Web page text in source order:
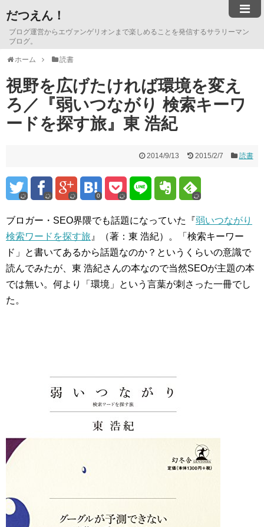
だつえん！
ブログ運営からエヴァンゲリオンまで楽しめることを発信するサラリーマン
ブログ。
ホーム 読書
視野を広げたければ環境を変え
ろ／『弱いつながり 検索キーワ
ードを探す旅』東 浩紀
2014/9/13 2015/2/7 読書
0
ブロガー・SEO界隈でも話題になっていた『弱いつながり
検索ワードを探す旅 』（著：東 浩紀）。「検索キーワー
ド」と書いてあるから話題なのか？というくらいの意識で
読んでみたが、東 浩紀さんの本なので当然SEOが主題の本
では無い。何より「環境」という言葉が刺さった一冊でし
た。